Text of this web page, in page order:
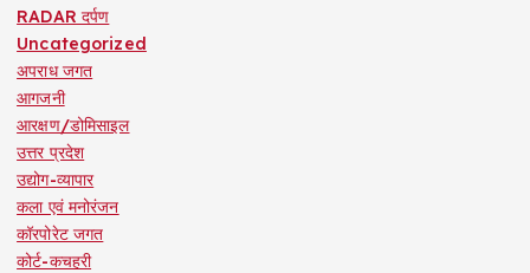
RADAR दर्पण
Uncategorized
अपराध जगत
आगजनी
आरक्षण/डोमिसाइल
उत्तर प्रदेश
उद्योग-व्यापार
कला एवं मनोरंजन
कॉरपोरेट जगत
कोर्ट-कचहरी